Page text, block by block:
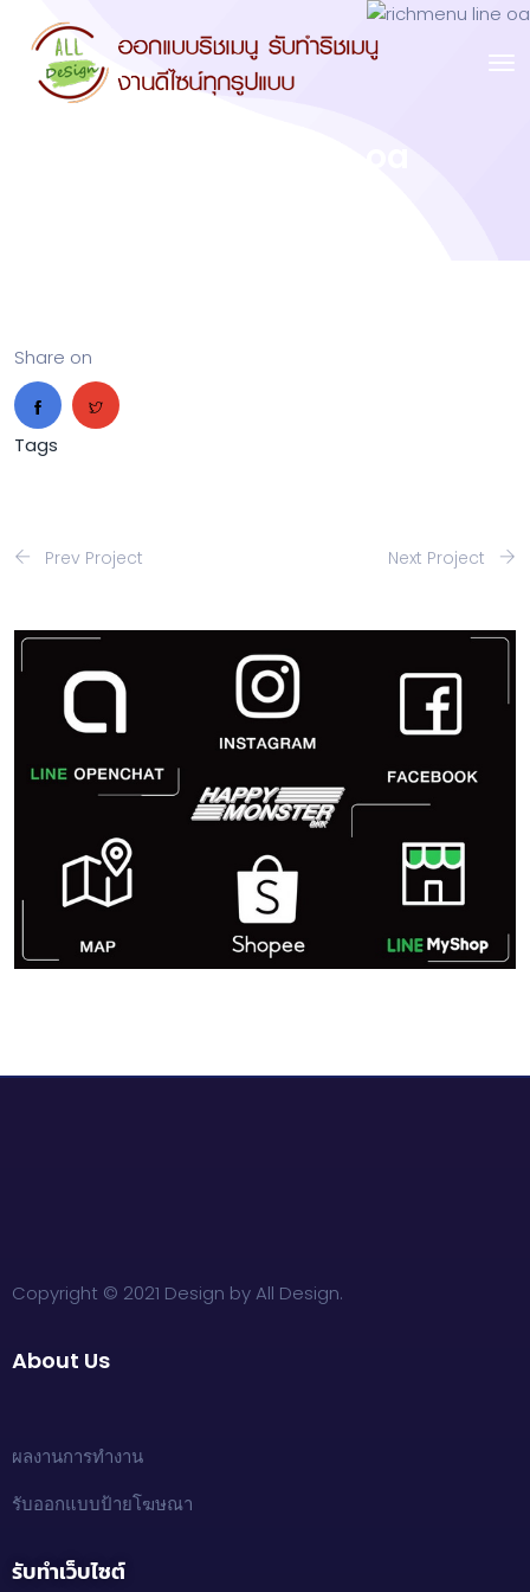
richmenu line oa
Share on
Tags
Prev Project Next Project
Copyright © 2021 Design by All Design.
About Us
ผลงานการทำงาน
รับออกแบบป้ายโฆษณา
รับทำเว็บไซต์